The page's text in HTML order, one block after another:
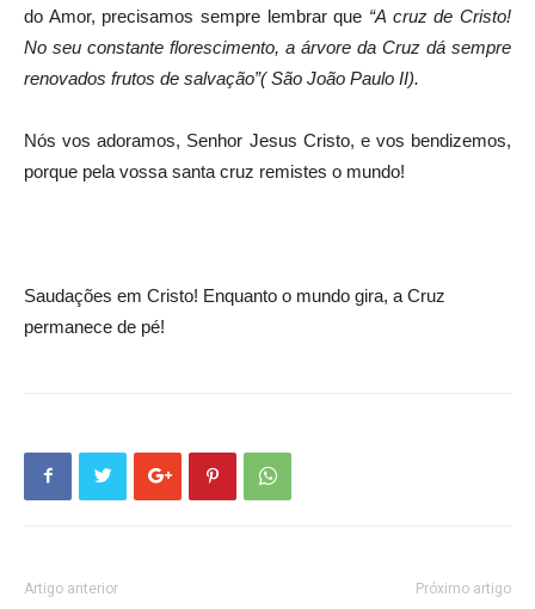
do Amor, precisamos sempre lembrar que “A cruz de Cristo!
No seu constante florescimento, a árvore da Cruz dá sempre
renovados frutos de salvação”( São João Paulo II).
Nós vos adoramos, Senhor Jesus Cristo, e vos bendizemos,
porque pela vossa santa cruz remistes o mundo!
Saudações em Cristo! Enquanto o mundo gira, a Cruz
permanece de pé!
Artigo anterior Próximo artigo